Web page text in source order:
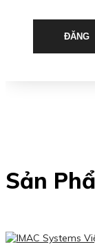
ĐĂNG
Sản